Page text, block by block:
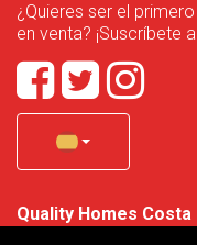
¿Quieres ser el
en venta? ¡Suscríbete
Quality Homes Costa